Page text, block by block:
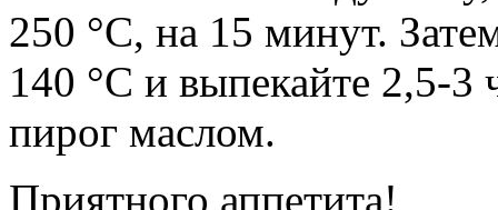
250 °С, на 15 минут.
140 °С и выпекайте 2,5-3
пирог маслом.
Приятного аппетита!